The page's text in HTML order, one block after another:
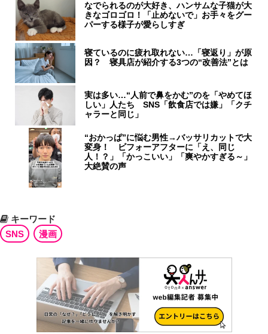
なでられるのが大好き、ハンサムな子猫が大
きなゴロゴロ！「止めないで」お手々をグー
パーする様子が愛らしすぎ
寝ているのに疲れ取れない…「寝返り」が原
因？ 寝具店が紹介する3つの“改善法”とは
実は多い…“人前で鼻をかむ”のを「やめてほ
しい」人たち SNS「飲食店では嫌」「クチ
ャラーと同じ」
“おかっぱ”に悩む男性→バッサリカットで大
変身！ ビフォーアフターに「え、同じ
人！？」「かっこいい」「爽やかすぎる～」
大絶賛の声
キーワード
SNS
漫画